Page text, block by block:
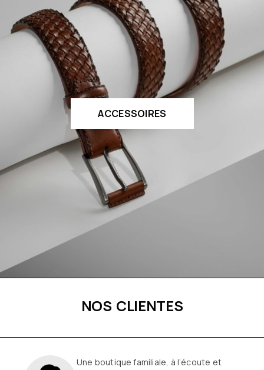
ACCESSOIRES
NOS CLIENTES
Une boutique familiale, à l’écoute et